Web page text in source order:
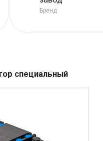
Бренд
специальный